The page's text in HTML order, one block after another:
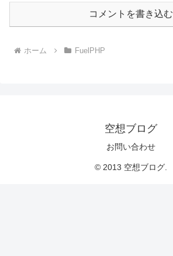
コメントを書き込む
ホーム FuelPHP
空想ブログ
お問い合わせ
© 2013 空想ブログ.